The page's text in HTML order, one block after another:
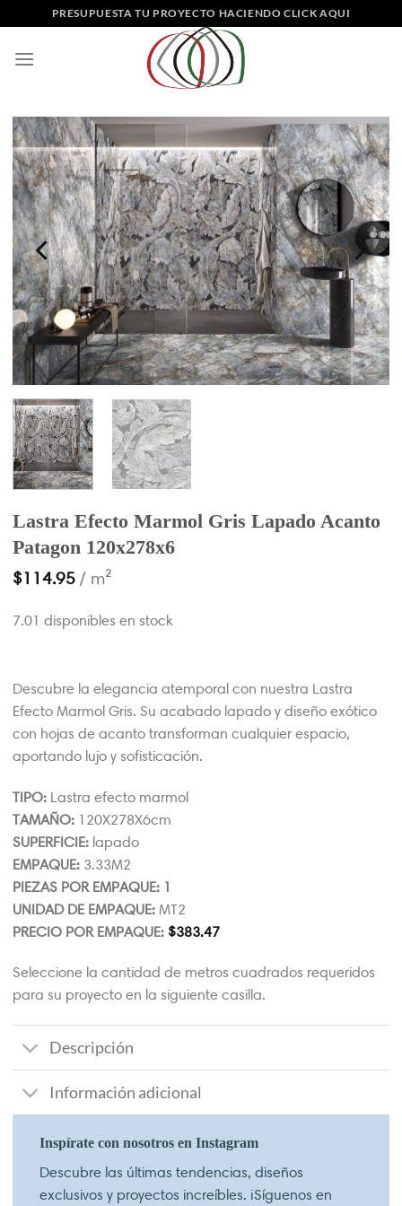
al
contenido
PRESUPUESTA TU PROYECTO HACIENDO CLICK AQUI
Lastra Efecto Marmol Gris Lapado Acanto
Patagon 120x278x6
$114.95 / m²
7.01 disponibles en stock
Descubre la elegancia atemporal con nuestra Lastra
Efecto Marmol Gris. Su acabado lapado y diseño exótico
con hojas de acanto transforman cualquier espacio,
aportando lujo y sofisticación.
TIPO: Lastra efecto marmol
TAMAÑO: 120X278X6cm
SUPERFICIE: lapado
EMPAQUE: 3.33M2
PIEZAS POR EMPAQUE: 1
UNIDAD DE EMPAQUE: MT2
PRECIO POR EMPAQUE: $383.47
Seleccione la cantidad de metros cuadrados requeridos
para su proyecto en la siguiente casilla.
Descripción
Información adicional
Inspírate con nosotros en Instagram
Descubre las últimas tendencias, diseños
exclusivos y proyectos increíbles. ¡Síguenos en